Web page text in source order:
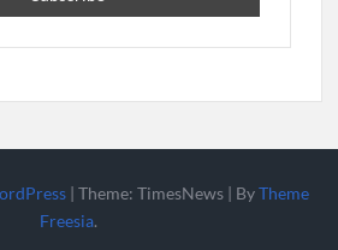
|Theme: TimesNews | ByTheme
Freesia.